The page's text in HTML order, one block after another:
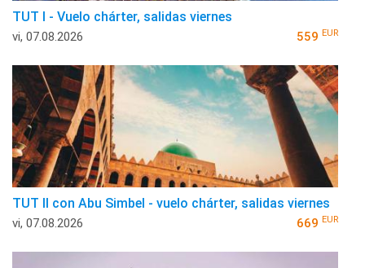
TUT I - Vuelo chárter, salidas viernes
vi, 07.08.2026 559 EUR
TUT II con Abu Simbel - vuelo chárter, salidas viernes
vi, 07.08.2026 669 EUR